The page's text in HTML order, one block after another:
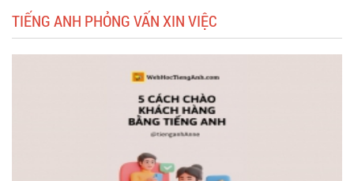
TIẾNG ANH PHỎNG VẤN XIN VIỆC